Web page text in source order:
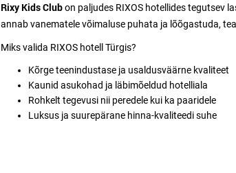
Rixy Kids Clubon paljudes RIXOS hotellides tegutsev
annab vanematele võimaluse puhata ja lõõgastuda,
Miks valida RIXOS hotell Türgis?
Kõrge teenindustase ja usaldusväärne kvaliteet
Kaunid asukohad ja läbimõeldud hotelliala
Rohkelt tegevusi nii peredele kui ka paaridele
Luksus ja suurepärane hinna-kvaliteedi suhe